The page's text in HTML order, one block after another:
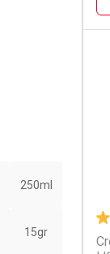
250ml
15gr